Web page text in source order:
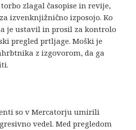
zlagal časopise in revije,
izvenknjižnično izposojo. Ko
je ustavil in prosil za kontrolo
pregled prtljage. Moški je
z izgovorom, da ga
so v Mercatorju umirili
vedel. Med pregledom